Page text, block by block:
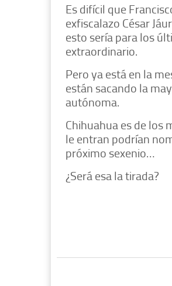
Es difícil que
exfiscalazo César
esto sería para los
extraordinario.
Pero ya está en la
están sacando la
autónoma.
Chihuahua es de los
le entran podrían
próximo sexenio…
¿Será esa la tirada?